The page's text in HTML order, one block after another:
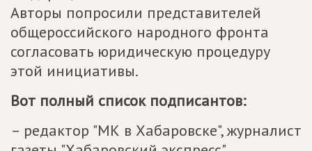
Авторы попросили представителей
общероссийского народного фронта
согласовать юридическую процедуру
этой инициативы.
Вот полный список подписантов:
– редактор "МК в Хабаровске", журналист